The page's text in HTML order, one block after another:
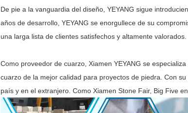
De pie a la vanguardia del diseño, YEYANG sigue
años de desarrollo, YEYANG se enorgullece de su
una larga lista de clientes satisfechos y altamente valorados.
Como proveedor de cuarzo, Xiamen YEYANG se
cuarzo de la mejor calidad para proyectos de piedra. Con
país y en el extranjero. Como Xiamen Stone Fair, Big Five